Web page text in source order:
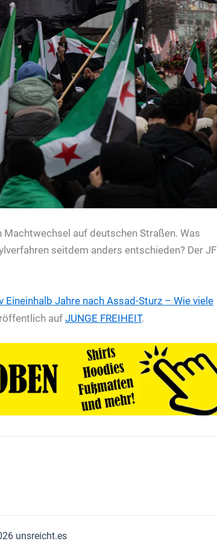
auf deutschen Straßen. Was
seitdem anders entschieden? Der JF
Eineinhalb Jahre nach Assad-Sturz – Wie viele
auf JUNGE FREIHEIT.
unsreicht.es